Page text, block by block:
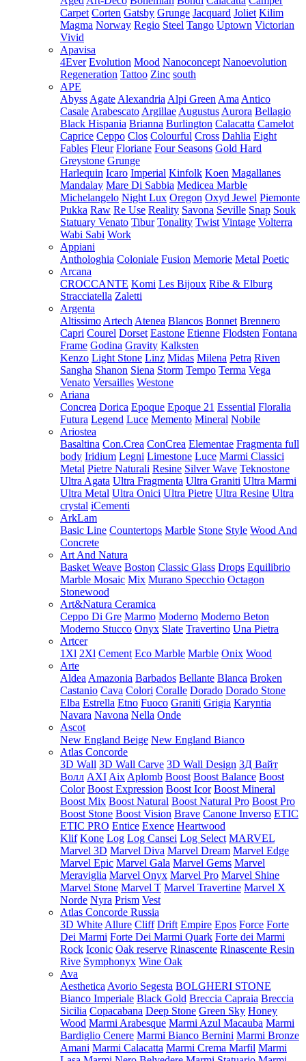
Carpet Corten Gatsby Grunge Jacquard Joliet Kilim
Magma Norway Regio Steel Tango Uptown Victorian
Vivid
Apavisa
4Ever Evolution Mood Nanoconcept Nanoevolution
Regeneration Tattoo Zinc south
APE
Abyss Agate Alexandria Alpi Green Ama Antico
Casale Arabescato Argillae Augustus Aurora Bellagio
Black Hispania Brianna Burlington Calacatta Camelot
Caprice Ceppo Clos Colourful Cross Dahlia Eight
Fables Fleur Floriane Four Seasons Gold Hard
Greystone Grunge
Harlequin Icaro Imperial Kinfolk Koen Magallanes
Mandalay Mare Di Sabbia Medicea Marble
Michelangelo Night Lux Oregon Oxyd Jewel Piemonte
Pukka Raw Re Use Reality Savona Seville Snap Souk
Statuary Venato Tibur Tonality Twist Vintage Volterra
Wabi Sabi Work
Appiani
Anthologhia Coloniale Fusion Memorie Metal Poetic
Arcana
CROCCANTE Komi Les Bijoux Ribe & Elburg
Stracciatella Zaletti
Argenta
Altissimo Artech Atenea Blancos Bonnet Brennero
Capri Courel Dorset Eastone Etienne Flodsten Fontana
Frame Godina Gravity Kalksten
Kenzo Light Stone Linz Midas Milena Petra Riven
Sangha Shanon Siena Storm Tempo Terma Vega
Venato Versailles Westone
Ariana
Concrea Dorica Epoque Epoque 21 Essential Floralia
Futura Legend Luce Memento Mineral Nobile
Ariostea
Basaltina Con.Crea ConCrea Elementae Fragmenta full
body Iridium Legni Limestone Luce Marmi Classici
Metal Pietre Naturali Resine Silver Wave Teknostone
Ultra Agata Ultra Fragmenta Ultra Graniti Ultra Marmi
Ultra Metal Ultra Onici Ultra Pietre Ultra Resine Ultra
crystal iCementi
ArkLam
Basic Line Countertops Marble Stone Style Wood And
Concrete
Art And Natura
Basket Weave Boston Classic Glass Drops Equilibrio
Marble Mosaic Mix Murano Specchio Octagon
Stonewood
Art&Natura Ceramica
Ceppo Di Gre Marmo Moderno Moderno Beton
Moderno Stucco Onyx Slate Travertino Una Pietra
Artcer
1Xl 2Xl Cement Eco Marble Marble Onix Wood
Arte
Aldea Amazonia Barbados Bellante Blanca Broken
Castanio Cava Colori Coralle Dorado Dorado Stone
Elba Estrella Etno Fuoco Graniti Grigia Karyntia
Navara Navona Nella Onde
Ascot
New England Beige New England Bianco
Atlas Concorde
3D Wall 3D Wall Carve 3D Wall Design 3Д Вайт
Волл AXI Aix Aplomb Boost Boost Balance Boost
Color Boost Expression Boost Icor Boost Mineral
Boost Mix Boost Natural Boost Natural Pro Boost Pro
Boost Stone Boost Vision Brave Canone Inverso ETIC
ETIC PRO Entice Exence Heartwood
Klif Kone Log Log Cansei Log Select MARVEL
Marvel 3D Marvel Diva Marvel Dream Marvel Edge
Marvel Epic Marvel Gala Marvel Gems Marvel
Meraviglia Marvel Onyx Marvel Pro Marvel Shine
Marvel Stone Marvel T Marvel Travertine Marvel X
Norde Nyra Prism Vest
Atlas Concorde Russia
3D White Allure Cliff Drift Empire Epos Force Forte
Dei Marmi Forte Dei Marmi Quark Forte dei Marmi
Rock Iconic Oak reserve Rinascente Rinascente Resin
Rive Symphonyx Wine Oak
Ava
Aesthetica Avorio Segesta BOLGHERI STONE
Bianco Imperiale Black Gold Breccia Capraia Breccia
Sicilia Copacabana Deep Stone Green Sky Honey
Wood Marmi Arabesque Marmi Azul Macauba Marmi
Bardiglio Cenere Marmi Bianco Bernini Marmi Bronze
Amani Marmi Calacatta Marmi Crema Marfil Marmi